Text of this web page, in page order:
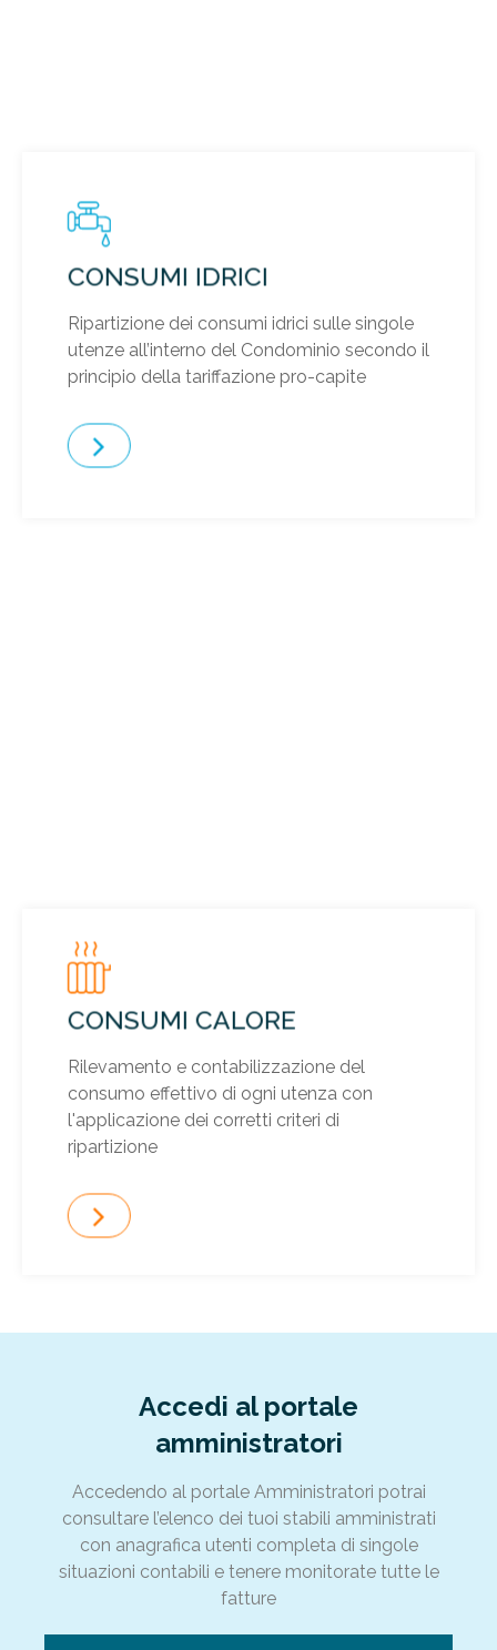
CONSUMI IDRICI
Ripartizione dei consumi idrici sulle singole
utenze all’interno del Condominio secondo il
principio della tariffazione pro-capite
CONSUMI CALORE
Rilevamento e contabilizzazione del
consumo effettivo di ogni utenza con
l'applicazione dei corretti criteri di
ripartizione
Accedi al portale
amministratori
Accedendo al portale Amministratori potrai
consultare l’elenco dei tuoi stabili amministrati
con anagrafica utenti completa di singole
situazioni contabili e tenere monitorate tutte le
fatture